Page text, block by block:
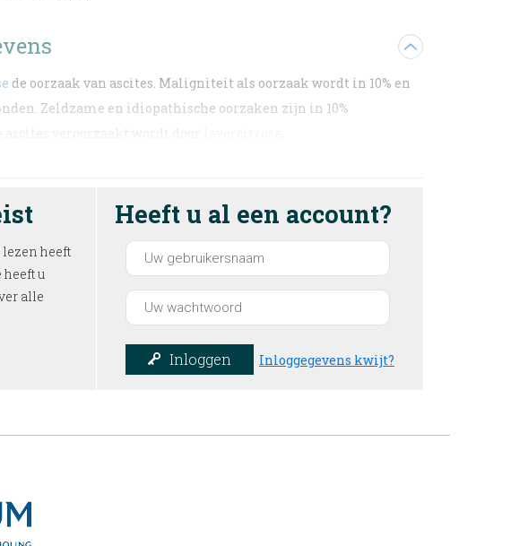
de oorzaak van ascites. Maligniteit als oorzaak wordt in 10% en
Zeldzame en idiopathische oorzaken zijn in 10%
heeft
u
alle
Heeft u al een account?
Inloggen Inloggegevens kwijt?